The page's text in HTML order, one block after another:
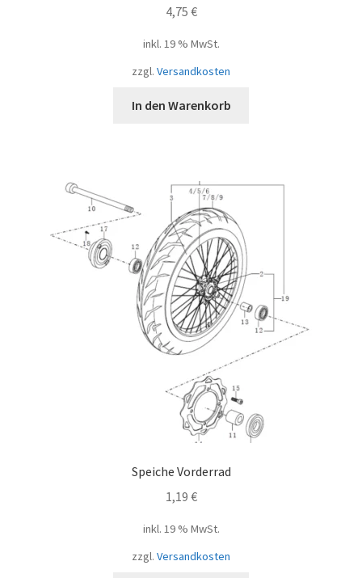
4,75 €
inkl. 19 % MwSt.
zzgl. Versandkosten
In den Warenkorb
Speiche Vorderrad
1,19 €
inkl. 19 % MwSt.
zzgl. Versandkosten